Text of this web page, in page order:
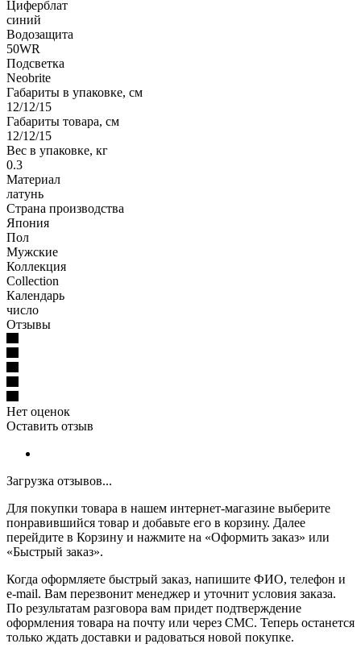
Циферблат
синий
Водозащита
50WR
Подсветка
Neobrite
Габариты в упаковке, см
12/12/15
Габариты товара, см
12/12/15
Вес в упаковке, кг
0.3
Материал
латунь
Страна производства
Япония
Пол
Мужские
Коллекция
Collection
Календарь
число
Отзывы
Нет оценок
Оставить отзыв
Загрузка отзывов...
Для покупки товара в нашем интернет-магазине выберите
понравившийся товар и добавьте его в корзину. Далее
перейдите в Корзину и нажмите на «Оформить заказ» или
«Быстрый заказ».
Когда оформляете быстрый заказ, напишите ФИО, телефон и
e-mail. Вам перезвонит менеджер и уточнит условия заказа.
По результатам разговора вам придет подтверждение
оформления товара на почту или через СМС. Теперь останется
только ждать доставки и радоваться новой покупке.